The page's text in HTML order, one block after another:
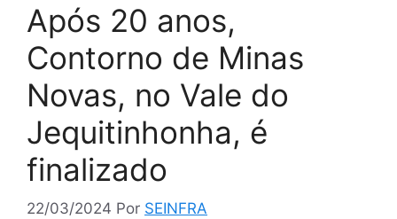
Após 20 anos,
Contorno de Minas
Novas, no Vale do
Jequitinhonha, é
finalizado
22/03/2024 Por SEINFRA